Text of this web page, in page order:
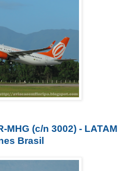
MHG (c/n 3002) - LATAM
Brasil